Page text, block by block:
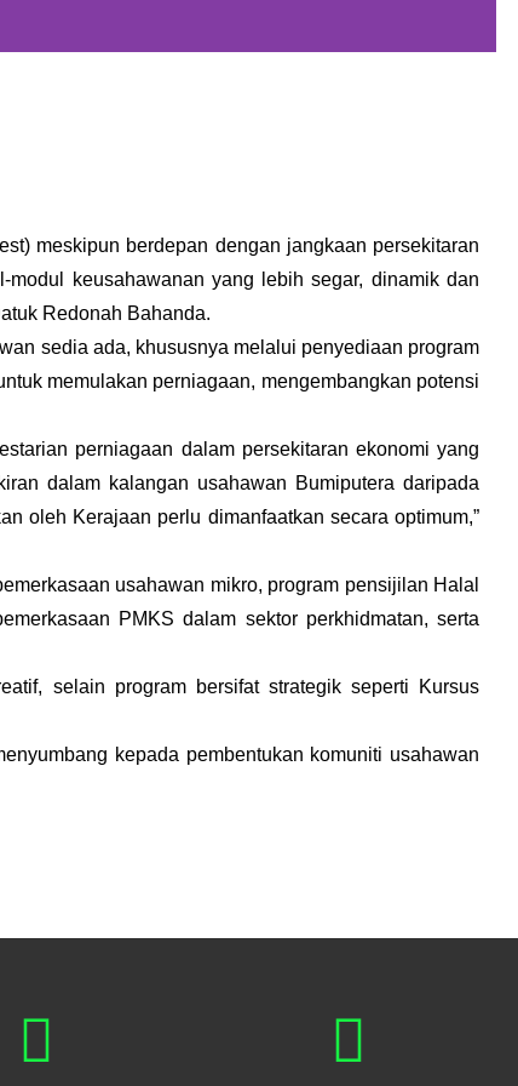
meskipun berdepan dengan jangkaan persekitaran
keusahawanan yang lebih segar, dinamik dan
Redonah Bahanda.
sedia ada, khususnya melalui penyediaan program
memulakan perniagaan, mengembangkan potensi
perniagaan dalam persekitaran ekonomi yang
dalam kalangan usahawan Bumiputera daripada
oleh Kerajaan perlu dimanfaatkan secara optimum,”
usahawan mikro, program pensijilan Halal
PMKS dalam sektor perkhidmatan, serta
selain program bersifat strategik seperti Kursus
kepada pembentukan komuniti usahawan